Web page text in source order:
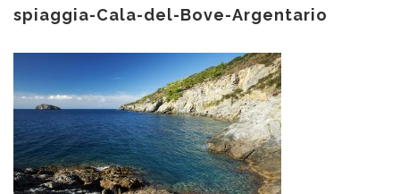
contenuto
spiaggia-Cala-del-Bove-Argentario